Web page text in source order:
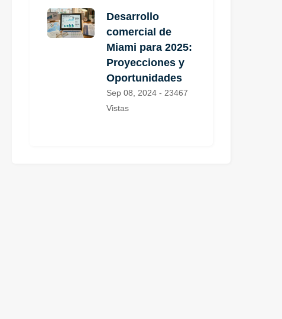
Desarrollo
comercial de
Miami para 2025:
Proyecciones y
Oportunidades
Sep 08, 2024 - 23467
Vistas